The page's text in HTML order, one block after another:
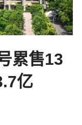
累售13
亿